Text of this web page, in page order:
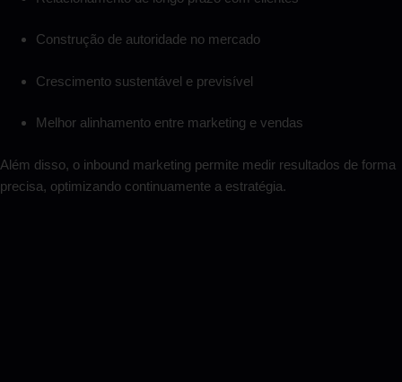
Construção de autoridade no mercado
Crescimento sustentável e previsível
Melhor alinhamento entre marketing e vendas
Além disso, o inbound marketing permite medir resultados de forma
precisa, optimizando continuamente a estratégia.